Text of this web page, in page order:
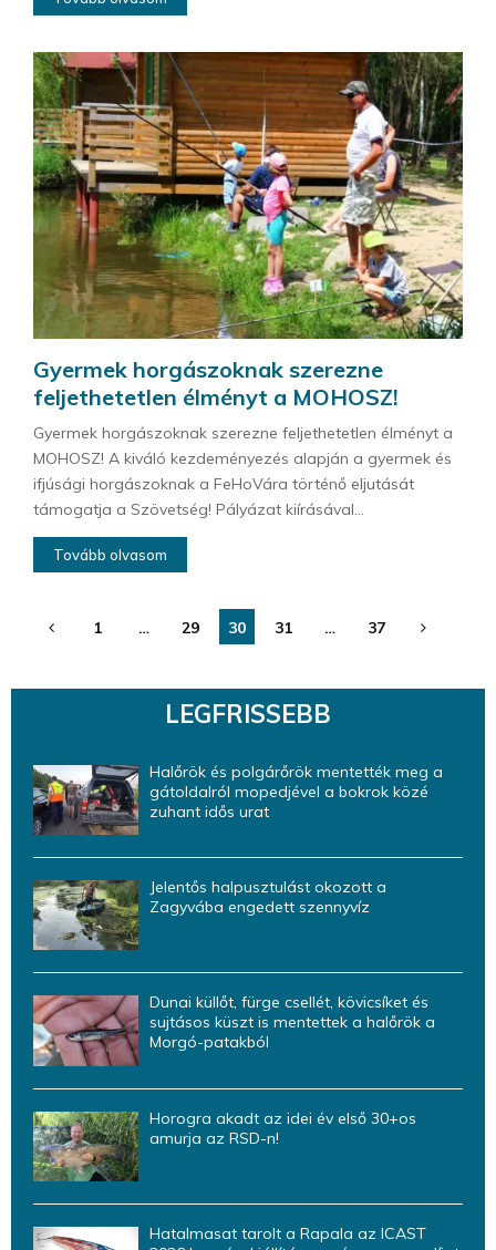
Gyermek horgászoknak szerezne
feljethetetlen élményt a MOHOSZ!
Gyermek horgászoknak szerezne feljethetetlen élményt a
MOHOSZ! A kiváló kezdeményezés alapján a gyermek és
ifjúsági horgászoknak a FeHoVára történő eljutását
támogatja a Szövetség! Pályázat kiírásával...
Tovább olvasom
Bejegyzések
1 … 29 30 31 … 37
LEGFRISSEBB
Halőrök és polgárőrök mentették meg a
gátoldalról mopedjével a bokrok közé
zuhant idős urat
Jelentős halpusztulást okozott a
Zagyvába engedett szennyvíz
Dunai küllőt, fürge csellét, kövicsíket és
sujtásos küszt is mentettek a halőrök a
Morgó-patakból
Horogra akadt az idei év első 30+os
amurja az RSD-n!
Hatalmasat tarolt a Rapala az ICAST